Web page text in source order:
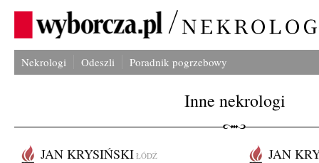
Nekrologi Odeszli Poradnik pogrzebowy
Inne nekrologi
JAN KRYSIŃSKI ŁÓDŹ JAN